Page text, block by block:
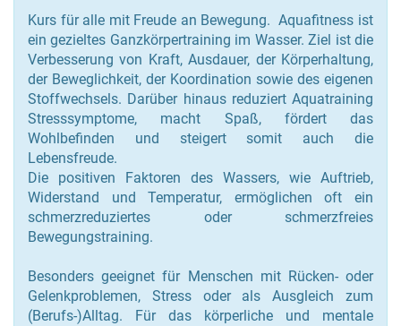
Kurs für alle mit Freude an Bewegung. Aquafitness ist
ein gezieltes Ganzkörpertraining im Wasser. Ziel ist die
Verbesserung von Kraft, Ausdauer, der Körperhaltung,
der Beweglichkeit, der Koordination sowie des eigenen
Stoffwechsels. Darüber hinaus reduziert Aquatraining
Stresssymptome, macht Spaß, fördert das
Wohlbefinden und steigert somit auch die
Lebensfreude.
Die positiven Faktoren des Wassers, wie Auftrieb,
Widerstand und Temperatur, ermöglichen oft ein
schmerzreduziertes oder schmerzfreies
Bewegungstraining.
Besonders geeignet für Menschen mit Rücken- oder
Gelenkproblemen, Stress oder als Ausgleich zum
(Berufs-)Alltag. Für das körperliche und mentale